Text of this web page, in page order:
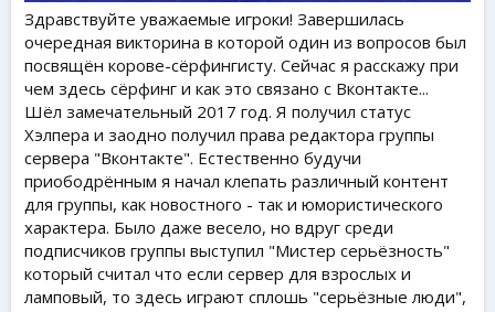
Здравствуйте уважаемые игроки! Завершилась
очередная викторина в которой один из вопросов был
посвящён корове-сёрфингисту. Сейчас я расскажу при
чем здесь сёрфинг и как это связано с Вконтакте...
Шёл замечательный 2017 год. Я получил статус
Хэлпера и заодно получил права редактора группы
сервера "Вконтакте". Естественно будучи
приободрённым я начал клепать различный контент
для группы, как новостного - так и юмористического
характера. Было даже весело, но вдруг среди
подписчиков группы выступил "Мистер серьёзность"
который считал что если сервер для взрослых и
ламповый, то здесь играют сплошь "серьёзные люди",